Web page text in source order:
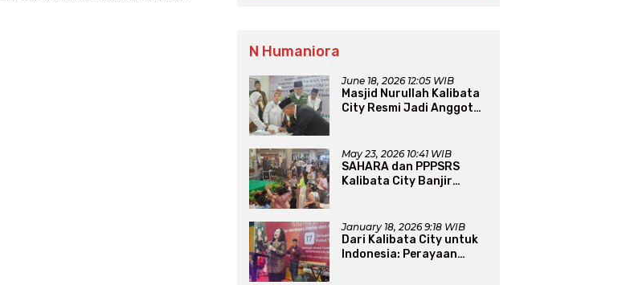
N Humaniora
June 18, 2026 12:05 WIB
Masjid Nurullah Kalibata
City Resmi Jadi Anggota
May 23, 2026 10:41 WIB
SAHARA dan PPPSRS
Kalibata City Banjir
January 18, 2026 9:18 WIB
Dari Kalibata City untuk
Indonesia: Perayaan